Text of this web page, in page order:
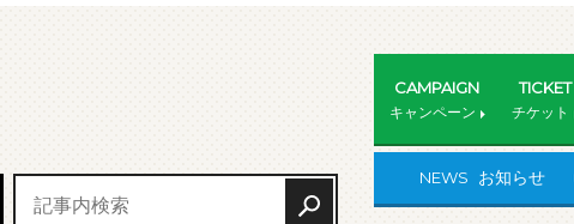
CAMPAIGN
キャンペーン
TICKET
チケット
NEWS お知らせ